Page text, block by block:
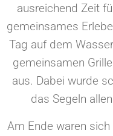
ausreichend Zeit
gemeinsames
Tag auf dem
gemeinsamen
aus. Dabei wurde
das Segeln
Am Ende waren